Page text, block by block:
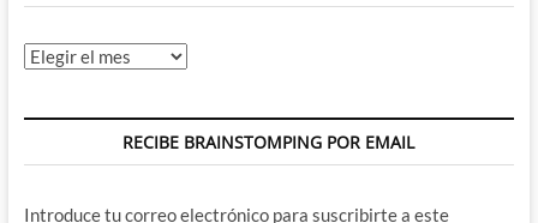
Archivos
RECIBE BRAINSTOMPING POR EMAIL
Introduce tu correo electrónico para suscribirte a este